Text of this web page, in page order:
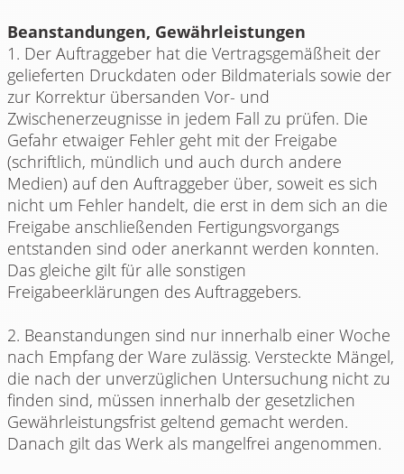
Beanstandungen, Gewährleistungen
1. Der Auftraggeber hat die Vertragsgemäßheit der
gelieferten Druckdaten oder Bildmaterials sowie der
zur Korrektur übersanden Vor- und
Zwischenerzeugnisse in jedem Fall zu prüfen. Die
Gefahr etwaiger Fehler geht mit der Freigabe
(schriftlich, mündlich und auch durch andere
Medien) auf den Auftraggeber über, soweit es sich
nicht um Fehler handelt, die erst in dem sich an die
Freigabe anschließenden Fertigungsvorgangs
entstanden sind oder anerkannt werden konnten.
Das gleiche gilt für alle sonstigen
Freigabeerklärungen des Auftraggebers.
2. Beanstandungen sind nur innerhalb einer Woche
nach Empfang der Ware zulässig. Versteckte Mängel,
die nach der unverzüglichen Untersuchung nicht zu
finden sind, müssen innerhalb der gesetzlichen
Gewährleistungsfrist geltend gemacht werden.
Danach gilt das Werk als mangelfrei angenommen.